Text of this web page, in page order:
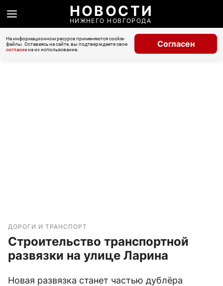
НОВОСТИ
НИЖНЕГО НОВГОРОДА
На информационном ресурсе применяются cookie-
файлы. Оставаясь на сайте, вы подтверждаете свое
согласиена их использование.
Согласен
ДОРОГИ И ТРАНСПОРТ
Строительство транспортной
развязки на улице Ларина
Новая развязка станет частью дублёра